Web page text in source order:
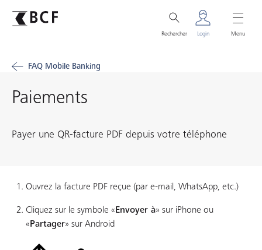
Rechercher Login Menu
FAQ Mobile Banking
Paiements
Payer une QR-facture PDF depuis votre téléphone
Ouvrez la facture PDF reçue (par e-mail, WhatsApp, etc.)
Cliquez sur le symbole « Envoyer à» sur iPhone ou
« Partager» sur Android